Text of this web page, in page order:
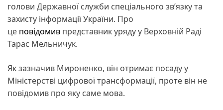
голови Державної служби спеціального зв’язку та
захисту інформації України. Про
це повідомив представник уряду у Верховній Раді
Тарас Мельничук.
Як зазначив Мироненко, він отримає посаду у
Міністерстві цифрової трансформації, проте він не
повідомив про яку саме мова.